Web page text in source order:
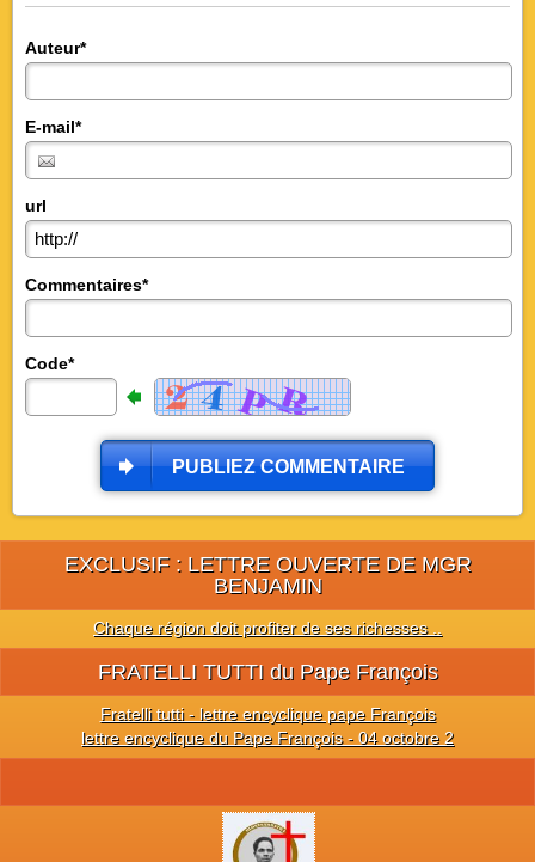
Auteur*
E-mail*
url
Commentaires*
Code*
PUBLIEZ COMMENTAIRE
EXCLUSIF : LETTRE OUVERTE DE MGR
BENJAMIN
Chaque région doit profiter de ses richesses ..
FRATELLI TUTTI du Pape François
Fratelli tutti - lettre encyclique pape François
lettre encyclique du Pape François - 04 octobre 2